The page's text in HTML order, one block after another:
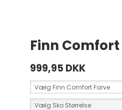
Ny procedure i
bevilling af kompression
Finn
999,95 DKK
Vælg Finn Comfort Farve
Vælg Sko Størrelse